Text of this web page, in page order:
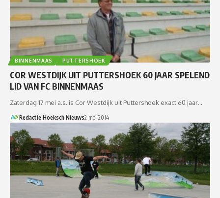
BINNENMAAS PUTTERSHOEK
COR WESTDIJK UIT PUTTERSHOEK 60 JAAR SPELEND
LID VAN FC BINNENMAAS
Zaterdag 17 mei a.s. is Cor Westdijk uit Puttershoek exact 60 jaar…
Redactie Hoeksch Nieuws2 mei 2014